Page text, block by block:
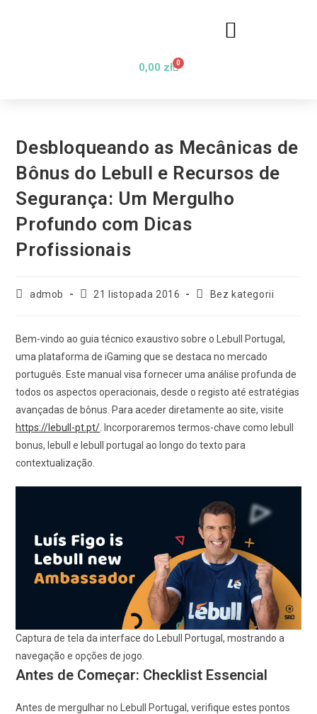
0,00 zł 0
Desbloqueando as Mecânicas de
Bônus do Lebull e Recursos de
Segurança: Um Mergulho
Profundo com Dicas
Profissionais
admob 21 listopada 2016 Bez kategorii
Bem-vindo ao guia técnico exaustivo sobre o Lebull Portugal,
uma plataforma de iGaming que se destaca no mercado
português. Este manual visa fornecer uma análise profunda de
todos os aspectos operacionais, desde o registo até estratégias
avançadas de bônus. Para aceder diretamente ao site, visite
https://lebull-pt.pt/ . Incorporaremos termos-chave como lebull
bonus, lebull e lebull portugal ao longo do texto para
contextualização.
Captura de tela da interface do Lebull Portugal, mostrando a
navegação e opções de jogo.
Antes de Começar: Checklist Essencial
Antes de mergulhar no Lebull Portugal, verifique estes pontos